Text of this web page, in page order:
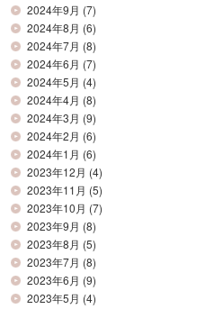
2024年9月 (7)
2024年8月 (6)
2024年7月 (8)
2024年6月 (7)
2024年5月 (4)
2024年4月 (8)
2024年3月 (9)
2024年2月 (6)
2024年1月 (6)
2023年12月 (4)
2023年11月 (5)
2023年10月 (7)
2023年9月 (8)
2023年8月 (5)
2023年7月 (8)
2023年6月 (9)
2023年5月 (4)